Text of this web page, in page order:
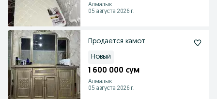
Алмалык
05 августа 2026 г.
Продается камот
Новый
1 600 000 сум
Алмалык
05 августа 2026 г.